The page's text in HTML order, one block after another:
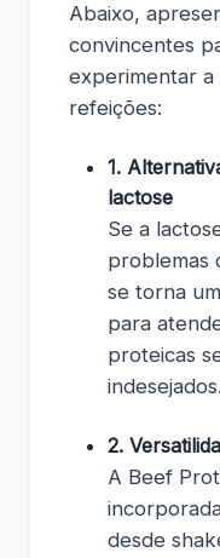
Abaixo,
convincentes
experimentar a
refeições:
1.
lactose
Se a
problemas
se torna
para
proteicas
indesejados.
2.
A Beef
desde